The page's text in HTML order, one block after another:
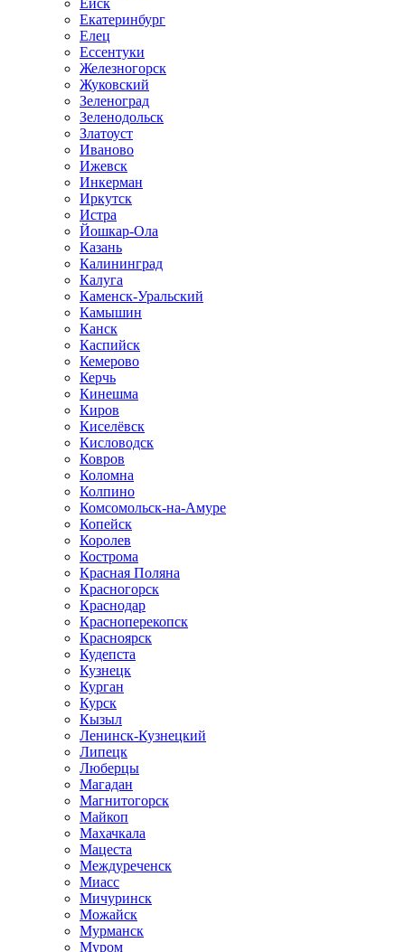
Ейск
Екатеринбург
Елец
Ессентуки
Железногорск
Жуковский
Зеленоград
Зеленодольск
Златоуст
Иваново
Ижевск
Инкерман
Иркутск
Истра
Йошкар-Ола
Казань
Калининград
Калуга
Каменск-Уральский
Камышин
Канск
Каспийск
Кемерово
Керчь
Кинешма
Киров
Киселёвск
Кисловодск
Ковров
Коломна
Колпино
Комсомольск-на-Амуре
Копейск
Королев
Кострома
Красная Поляна
Красногорск
Краснодар
Красноперекопск
Красноярск
Кудепста
Кузнецк
Курган
Курск
Кызыл
Ленинск-Кузнецкий
Липецк
Люберцы
Магадан
Магнитогорск
Майкоп
Махачкала
Мацеста
Междуреченск
Миасс
Мичуринск
Можайск
Мурманск
Муром